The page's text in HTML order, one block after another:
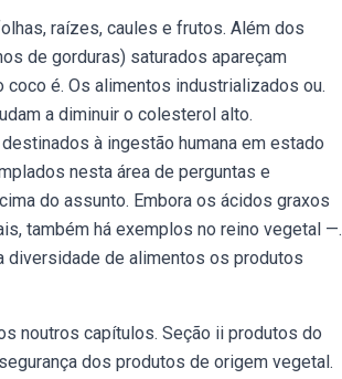
raízes, caules e frutos. Além dos
de gorduras) saturados apareçam
é. Os alimentos industrializados ou.
a diminuir o colesterol alto.
à ingestão humana em estado
nesta área de perguntas e
do assunto. Embora os ácidos graxos
também há exemplos no reino vegetal —.
diversidade de alimentos os produtos
noutros capítulos. Seção ii produtos do
dos produtos de origem vegetal.